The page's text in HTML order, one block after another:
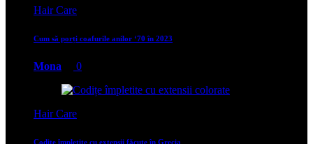
Hair Care
Cum să porți coafurile anilor ‘70 în 2023
Mona 0
Hair Care
Codițe împletite cu extensii făcute în Grecia